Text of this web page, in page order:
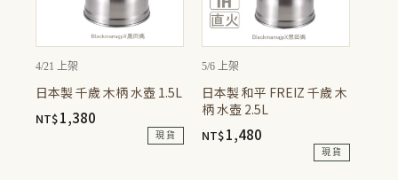
4/21 上架
日本製 千歲 木柄 水壺 1.5L
NT$1,380
現貨
5/6 上架
日本製 和平 FREIZ 千歲 木
柄 水壺 2.5L
NT$1,480
現貨